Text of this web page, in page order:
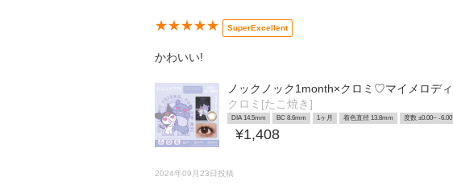
★★★★★ SuperExcellent
かわいい!
ノックノック1month×クロミ♡マイメロディ
クロミ[たこ焼き]
DIA 14.5mm BC 8.6mm 1ヶ月 着色直径 13.8mm 度数 ±0.00~ -6.00
¥1,408
2024年09月23日投稿